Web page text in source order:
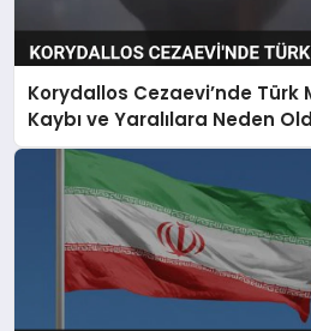
Korydallos Cezaevi’nde Türk
Kaybı ve Yaralılara Neden